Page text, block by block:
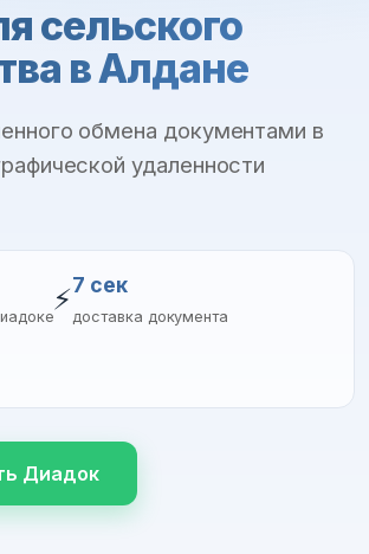
сельского
в Алдане
обмена документами в
удаленности
⚡7 сек
доставка документа
Диадок